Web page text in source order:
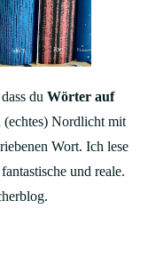
du Wörter auf
(echtes) Nordlicht mit
Wort. Ich lese
und reale.